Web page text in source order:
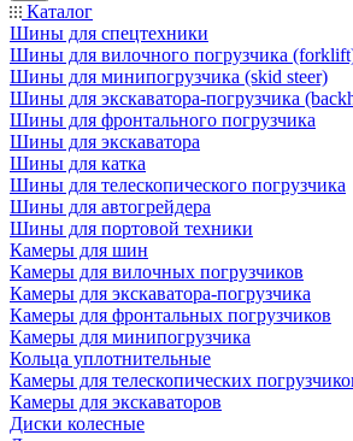
Каталог
Шины для спецтехники
Шины для вилочного погрузчика
Шины для минипогрузчика (skid steer)
Шины для экскаватора-погрузчика
Шины для фронтального погрузчика
Шины для экскаватора
Шины для катка
Шины для телескопического погрузчика
Шины для автогрейдера
Шины для портовой техники
Камеры для шин
Камеры для вилочных погрузчиков
Камеры для экскаватора-погрузчика
Камеры для фронтальных погрузчиков
Камеры для минипогрузчика
Кольца уплотнительные
Камеры для телескопических
Камеры для экскаваторов
Диски колесные